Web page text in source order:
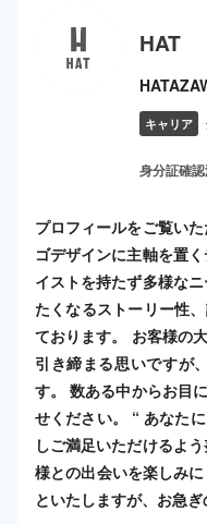
HAT
キャリア
身分証確
プロフィールをご覧い
ゴデザインに主軸を置
イストを持たず多様な
たくなるストーリー性
ております。 お客様の
引き締まる思いですが
す。 数ある中からお目
せください。 “ あなた
しご満足いただけるよ
様との出会いを楽しみ
といたしますが、お急ぎ